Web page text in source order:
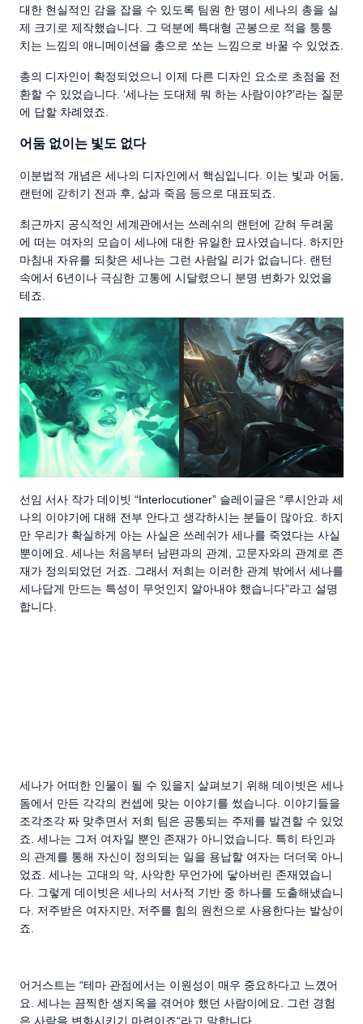
대한 현실적인 감을 잡을 수 있도록 팀원 한 명이 세나의 총을 실
제 크기로 제작했습니다. 그 덕분에 특대형 곤봉으로 적을 퉁퉁
치는 느낌의 애니메이션을 총으로 쏘는 느낌으로 바꿀 수 있었죠.
총의 디자인이 확정되었으니 이제 다른 디자인 요소로 초점을 전
환할 수 있었습니다. ‘세나는 도대체 뭐 하는 사람이야?’라는 질문
에 답할 차례였죠.
어둠 없이는 빛도 없다
이분법적 개념은 세나의 디자인에서 핵심입니다. 이는 빛과 어둠,
랜턴에 갇히기 전과 후, 삶과 죽음 등으로 대표되죠.
최근까지 공식적인 세계관에서는 쓰레쉬의 랜턴에 갇혀 두려움
에 떠는 여자의 모습이 세나에 대한 유일한 묘사였습니다. 하지만
마침내 자유를 되찾은 세나는 그런 사람일 리가 없습니다. 랜턴
속에서 6년이나 극심한 고통에 시달렸으니 분명 변화가 있었을
테죠.
선임 서사 작가 데이빗 “Interlocutioner” 슬레이글은 “루시안과 세
나의 이야기에 대해 전부 안다고 생각하시는 분들이 많아요. 하지
만 우리가 확실하게 아는 사실은 쓰레쉬가 세나를 죽였다는 사실
뿐이에요. 세나는 처음부터 남편과의 관계, 고문자와의 관계로 존
재가 정의되었던 거죠. 그래서 저희는 이러한 관계 밖에서 세나를
세나답게 만드는 특성이 무엇인지 알아내야 했습니다”라고 설명
합니다.
세나가 어떠한 인물이 될 수 있을지 살펴보기 위해 데이빗은 세나
돔에서 만든 각각의 컨셉에 맞는 이야기를 썼습니다. 이야기들을
조각조각 짜 맞추면서 저희 팀은 공통되는 주제를 발견할 수 있었
죠. 세나는 그저 여자일 뿐인 존재가 아니었습니다. 특히 타인과
의 관계를 통해 자신이 정의되는 일을 용납할 여자는 더더욱 아니
었죠. 세나는 고대의 악, 사악한 무언가에 닿아버린 존재였습니
다. 그렇게 데이빗은 세나의 서사적 기반 중 하나를 도출해냈습니
다. 저주받은 여자지만, 저주를 힘의 원천으로 사용한다는 발상이
죠.
어거스트는 “테마 관점에서는 이원성이 매우 중요하다고 느꼈어
요. 세나는 끔찍한 생지옥을 겪어야 했던 사람이에요. 그런 경험
은 사람을 변화시키기 마련이죠“라고 말합니다.